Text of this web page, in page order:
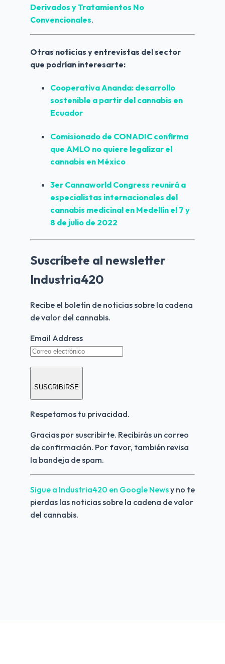
Derivados y Tratamientos No
Convencionales.
Otras noticias y entrevistas del sector
que podrían interesarte:
Cooperativa Ananda: desarrollo
sostenible a partir del cannabis en
Ecuador
Comisionado de CONADIC confirma
que AMLO no quiere legalizar el
cannabis en México
3er Cannaworld Congress reunirá a
especialistas internacionales del
cannabis medicinal en Medellín el 7 y
8 de julio de 2022
Suscríbete al newsletter
Industria420
Recibe el boletín de noticias sobre la cadena
de valor del cannabis.
Email Address
SUSCRIBIRSE
Respetamos tu privacidad.
Gracias por suscribirte. Recibirás un correo
de confirmación. Por favor, también revisa
la bandeja de spam.
Sigue a Industria420 en Google News y no te
pierdas las noticias sobre la cadena de valor
del cannabis.